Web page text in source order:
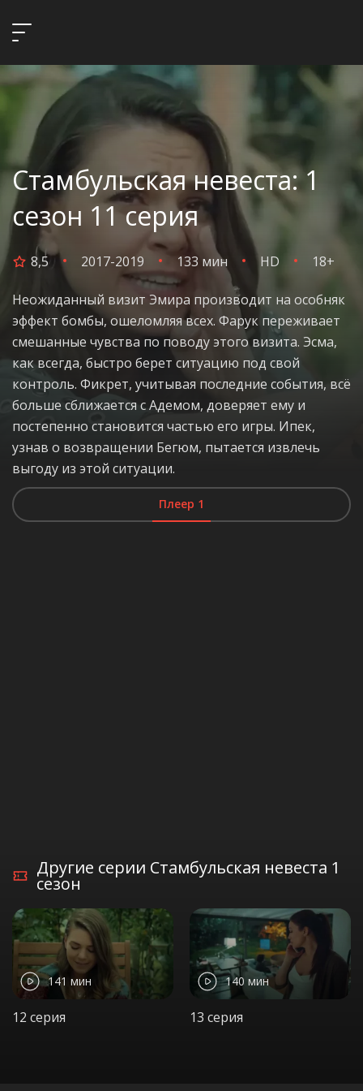
Стамбульская невеста: 1
сезон 11 серия
8,5 2017-2019 133 мин HD 18+
Неожиданный визит Эмира производит на особняк
эффект бомбы, ошеломляя всех. Фарук переживает
смешанные чувства по поводу этого визита. Эсма,
как всегда, быстро берет ситуацию под свой
контроль. Фикрет, учитывая последние события, всё
больше сближается с Адемом, доверяет ему и
постепенно становится частью его игры. Ипек,
узнав о возвращении Бегюм, пытается извлечь
выгоду из этой ситуации.
Плеер 1
Другие серии Стамбульская невеста 1
сезон
141 мин
12 серия
140 мин
13 серия